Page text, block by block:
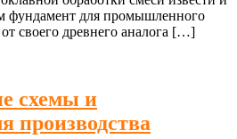
фундамент для промышленного
своего древнего аналога […]
схемы и
производства